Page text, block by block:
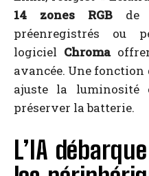
14 zones RGB de
préenregistrés ou
logiciel Chroma
avancée. Une
ajuste la
préserver la batterie.
L’IA